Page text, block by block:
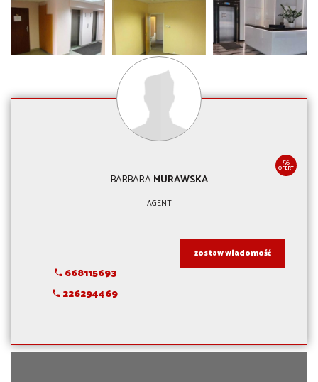
56
OFERT
BARBARAMURAWSKA
AGENT
668115693
226294469
zostaw wiadomość